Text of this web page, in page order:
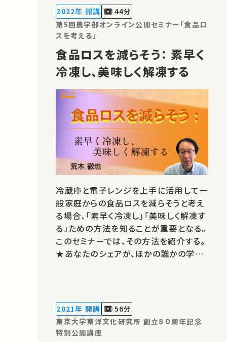
りの講義・講演があればSNSなどでシェ
アをお願いします。 運営・著作権処理…
2022年 開講
44分
第5回農学部オンライン公開セミナー「食品ロ
スを考える」
食品ロスを減らそう： 素早く
冷凍し、美味しく解凍する
冷蔵庫と電子レンジを上手に活用して一
般家庭からの食品ロスを減らそうと考え
る場合、「素早く冷凍し」「美味しく解凍す
る」ための方法を知ることが重要となる。
このセミナーでは、その方法を紹介する。
★あなたのシェアが、ほかの誰かの学び
編集：東京大学 大学総合教育研究セン
ター
2021年 開講
56分
東京大学東洋文化研究所 創立８０周年記念
特別公開講座